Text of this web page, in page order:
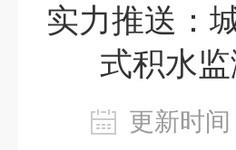
实力推送：
式积水
更新时